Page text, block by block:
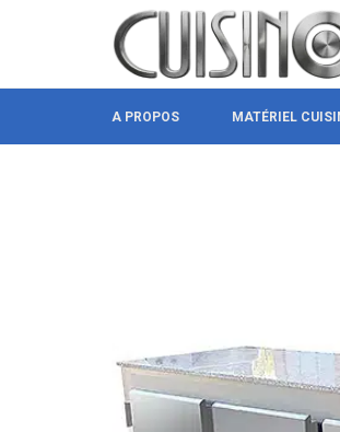
A PROPOS MATÉRIEL